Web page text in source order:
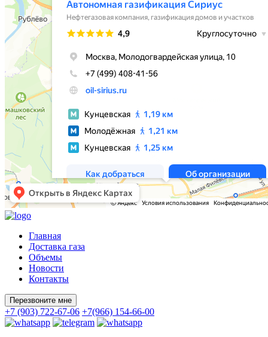
Главная
Доставка газа
Объемы
Новости
Контакты
Перезвоните мне
+7 (903) 722-67-06 +7(966) 154-66-00